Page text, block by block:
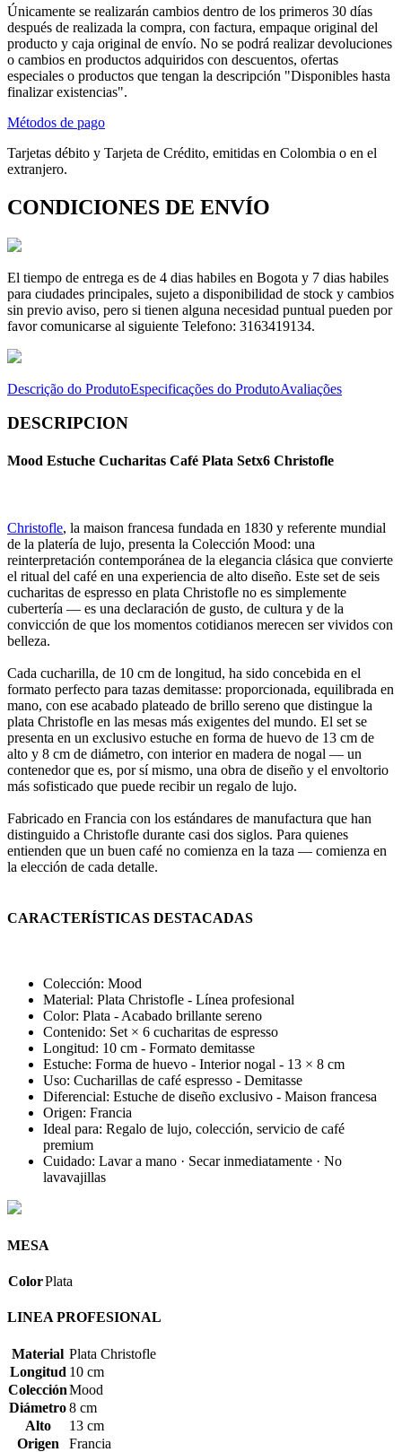
Únicamente se realizarán cambios dentro de los primeros 30 días
después de realizada la compra, con factura, empaque original del
producto y caja original de envío. No se podrá realizar devoluciones
o cambios en productos adquiridos con descuentos, ofertas
especiales o productos que tengan la descripción "Disponibles hasta
finalizar existencias".
Métodos de pago
Tarjetas débito y Tarjeta de Crédito, emitidas en Colombia o en el
extranjero.
CONDICIONES DE ENVÍO
El tiempo de entrega es de 4 dias habiles en Bogota y 7 dias habiles
para ciudades principales, sujeto a disponibilidad de stock y cambios
sin previo aviso, pero si tienen alguna necesidad puntual pueden por
favor comunicarse al siguiente Telefono: 3163419134.
Descrição do ProdutoEspecificações do ProdutoAvaliações
DESCRIPCION
Mood Estuche Cucharitas Café Plata Setx6 Christofle
Christofle, la maison francesa fundada en 1830 y referente mundial
de la platería de lujo, presenta la Colección Mood: una
reinterpretación contemporánea de la elegancia clásica que convierte
el ritual del café en una experiencia de alto diseño. Este set de seis
cucharitas de espresso en plata Christofle no es simplemente
cubertería — es una declaración de gusto, de cultura y de la
convicción de que los momentos cotidianos merecen ser vividos con
belleza.
Cada cucharilla, de 10 cm de longitud, ha sido concebida en el
formato perfecto para tazas demitasse: proporcionada, equilibrada en
mano, con ese acabado plateado de brillo sereno que distingue la
plata Christofle en las mesas más exigentes del mundo. El set se
presenta en un exclusivo estuche en forma de huevo de 13 cm de
alto y 8 cm de diámetro, con interior en madera de nogal — un
contenedor que es, por sí mismo, una obra de diseño y el envoltorio
más sofisticado que puede recibir un regalo de lujo.
Fabricado en Francia con los estándares de manufactura que han
distinguido a Christofle durante casi dos siglos. Para quienes
entienden que un buen café no comienza en la taza — comienza en
la elección de cada detalle.
CARACTERÍSTICAS DESTACADAS
Colección: Mood
Material: Plata Christofle - Línea profesional
Color: Plata - Acabado brillante sereno
Contenido: Set × 6 cucharitas de espresso
Longitud: 10 cm - Formato demitasse
Estuche: Forma de huevo - Interior nogal - 13 × 8 cm
Uso: Cucharillas de café espresso - Demitasse
Diferencial: Estuche de diseño exclusivo - Maison francesa
Origen: Francia
Ideal para: Regalo de lujo, colección, servicio de café
premium
Cuidado: Lavar a mano · Secar inmediatamente · No
lavavajillas
MESA
ColorPlata
LINEA PROFESIONAL
Material Plata Christofle
Longitud 10 cm
ColecciónMood
Diámetro8 cm
Alto
13 cm
Origen
Francia